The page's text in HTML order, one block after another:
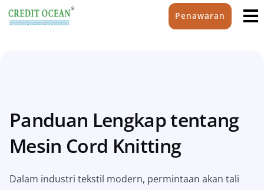
Penawaran
Panduan Lengkap tentang
Mesin Cord Knitting
Dalam industri tekstil modern, permintaan akan tali